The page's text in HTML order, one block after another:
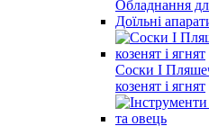
Обладнання
Доїльні
Соски І
козенят і ягнят